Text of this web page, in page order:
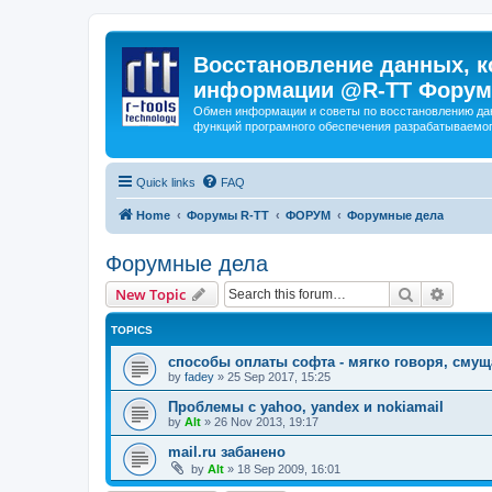
Восстановление данных,
информации @R-TT Форум
Обмен информации и советы по восстановлению
функций програмного обеспечения
Quick links FAQ
Home Форумы R-TT ФОРУМ Форумные дела
Форумные дела
New Topic Search
TOPICS
способы оплаты софта - мягко говоря,
by fadey » 25 Sep 2017, 15:25
Проблемы с yahoo, yandex и nokiamail
by Alt » 26 Nov 2013, 19:17
mail.ru забанено
by Alt » 18 Sep 2009, 16:01